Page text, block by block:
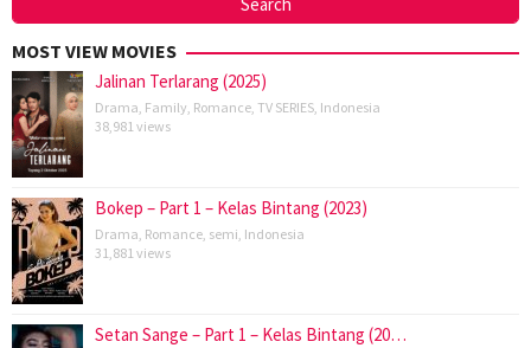
MOST VIEW MOVIES
Jalinan Terlarang (2025)
Drama, Family, Romance, TV SERIES, Indonesia
38,981 views
Bokep – Part 1 – Kelas Bintang (2023)
Drama, Romance, semi, Indonesia
31,881 views
Setan Sange – Part 1 – Kelas Bintang (20…